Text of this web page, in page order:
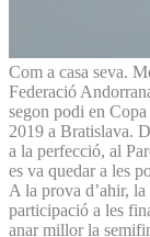
Com a casa seva.
Federació
segon podi en
2019 a Bratislava.
a la perfecció, al
es va quedar a les
A la prova d’ahir,
participació a les
anar millor la